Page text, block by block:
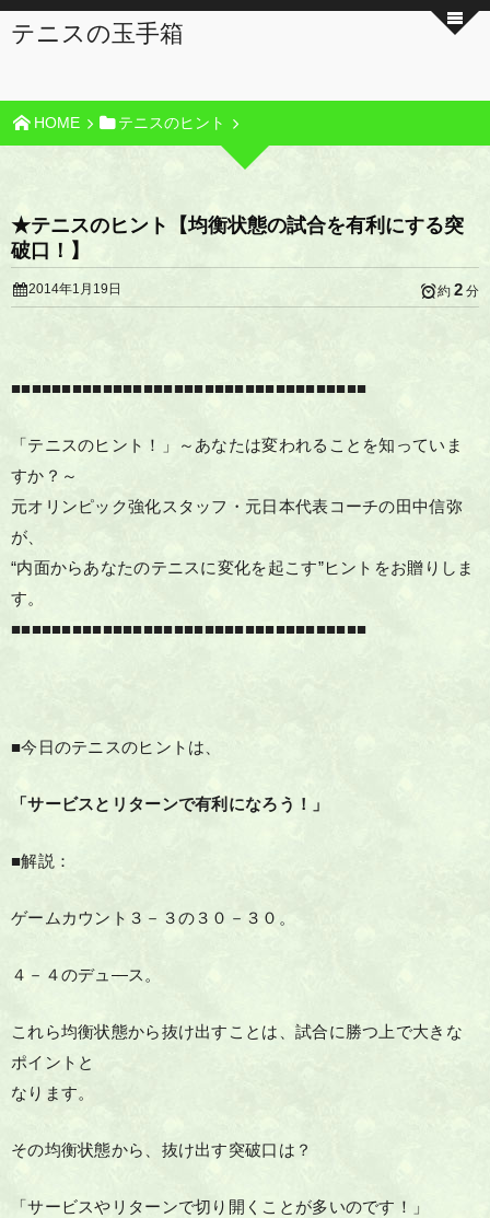
テニスの玉手箱
HOME テニスのヒント
★テニスのヒント【均衡状態の試合を有利にする突
破口！】
2014年1月19日 約 2 分
■■■■■■■■■■■■■■■■■■■■■■■■■■■■■■■■■■■
「テニスのヒント！」～あなたは変われることを知っていま
すか？～
元オリンピック強化スタッフ・元日本代表コーチの田中信弥
が、
“内面からあなたのテニスに変化を起こす”ヒントをお贈りしま
す。
■■■■■■■■■■■■■■■■■■■■■■■■■■■■■■■■■■■
■今日のテニスのヒントは、
「サービスとリターンで有利になろう！」
■解説：
ゲームカウント３－３の３０－３０。
４－４のデュ―ス。
これら均衡状態から抜け出すことは、試合に勝つ上で大きな
ポイントと
なります。
その均衡状態から、抜け出す突破口は？
「サービスやリターンで切り開くことが多いのです！」